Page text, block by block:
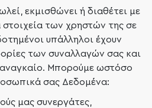
εκμισθώνει ή διαθέτει με
των χρηστών της σε
υπάλληλοι έχουν
των συναλλαγών σας και
Μπορούμε ωστόσο
σας Δεδομένα:
μας συνεργάτες,